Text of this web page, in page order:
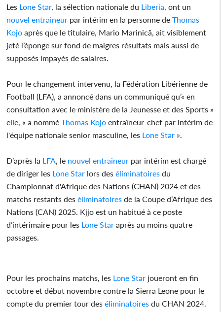
Les Lone Star, la sélection nationale du Liberia , ont un
nouvel entraineur par intérim en la personne de Thomas
Kojo après que le titulaire, Mario Marinicã, ait visiblement
jeté l’éponge sur fond de maigres résultats mais aussi de
supposés impayés de salaires.
Pour le changement intervenu, la Fédération Libérienne de
Football (LFA), a annoncé dans un communiqué qu’« en
consultation avec le ministère de la Jeunesse et des Sports »
elle, « a nommé Thomas Kojo entraîneur-chef par intérim de
l'équipe nationale senior masculine, les Lone Star ».
D’après la LFA , le nouvel entraineur par intérim est chargé
de diriger les Lone Star lors des éliminatoires du
Championnat d'Afrique des Nations (CHAN) 2024 et des
matchs restants des éliminatoires de la Coupe d’Afrique des
Nations (CAN) 2025. Kjjo est un habitué à ce poste
d’intérimaire pour les Lone Star après au moins quatre
passages.
Pour les prochains matchs, les Lone Star joueront en fin
octobre et début novembre contre la Sierra Leone pour le
compte du premier tour des éliminatoires du CHAN 2024.